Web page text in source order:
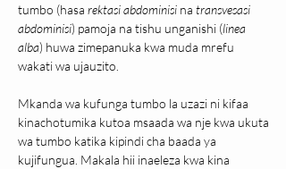
tumbo (hasa rektasi abdominisi na transvesasi
abdominisi) pamoja na tishu unganishi (linea
alba) huwa zimepanuka kwa muda mrefu
wakati wa ujauzito.
Mkanda wa kufunga tumbo la uzazi ni kifaa
kinachotumika kutoa msaada wa nje kwa ukuta
wa tumbo katika kipindi cha baada ya
kujifungua. Makala hii inaeleza kwa kina